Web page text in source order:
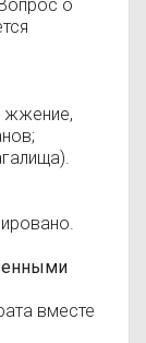
о
жжение,
вместе